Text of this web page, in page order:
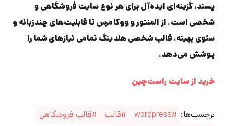
پسند، گزینه‌ای ایده‌آل برای هر نوع سایت فروشگاهی و
شخصی است. از المنتور و ووکامرس تا قابلیت‌های چندزبانه و
سئوی بهینه، قالب شخصی هلدینگ تمامی نیازهای شما را
پوشش می‌دهد.
خرید از سایت راست‌چین
برچسب‌ها: wordpress قالب
قالب فروشگاهی